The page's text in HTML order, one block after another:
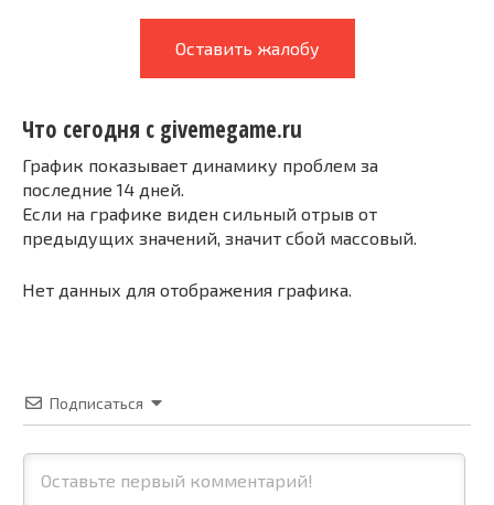
Оставить жалобу
Что сегодня с givemegame.ru
График показывает динамику проблем за
последние 14 дней.
Если на графике виден сильный отрыв от
предыдущих значений, значит сбой массовый.
Нет данных для отображения графика.
Подписаться